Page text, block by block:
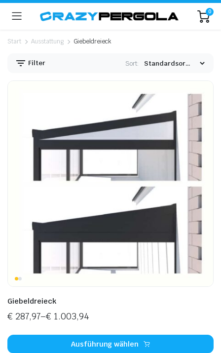
0
Start Ausstattung Giebeldreieck
Filter Sort:
Giebeldreieck
€ 287,97–€ 1.003,94
Ausführung wählen